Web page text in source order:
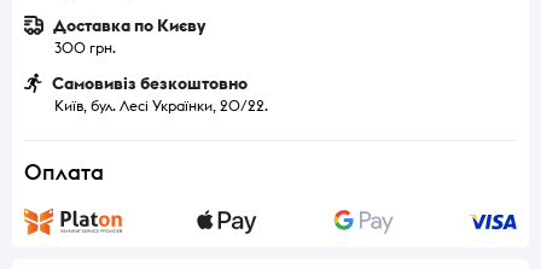
Доставка по Києву
300 грн.
Самовивіз безкоштовно
Київ, бул. Лесі Українки, 20/22.
Оплата